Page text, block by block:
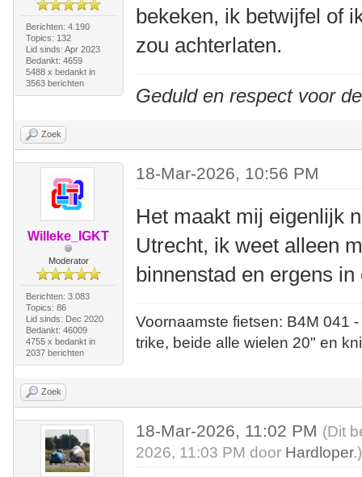
Berichten: 4.190
Topics: 132
Lid sinds: Apr 2023
Bedankt: 4659
5488 x bedankt in
3563 berichten
bekeken, ik betwijfel of
zou achterlaten.
Geduld en respect voor
Zoek
Willeke_IGKT
Moderator
Berichten: 3.083
Topics: 86
Lid sinds: Dec 2020
Bedankt: 46009
4755 x bedankt in
2037 berichten
18-Mar-2026, 10:56 PM
Het maakt mij eigenlijk
Utrecht, ik weet alleen
binnenstad en ergens
Voornaamste fietsen: B4M
trike, beide alle wielen 20" en
Zoek
18-Mar-2026, 11:02 PM (Dit
2026, 11:03 PM door Hardloper.)